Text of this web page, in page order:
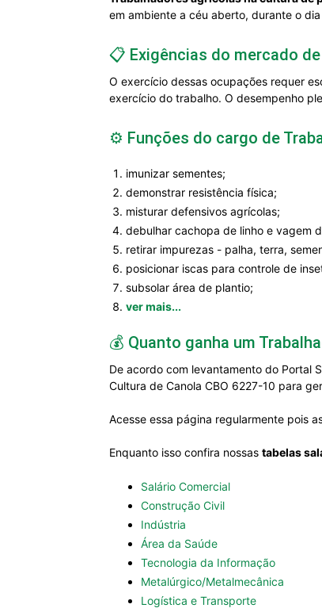
em ambiente a céu aberto, durante o
📋 Exigências do mercado
O exercício dessas ocupações requer
exercício do trabalho. O desempenho
⚙️ Funções do cargo de
imunizar sementes;
demonstrar resistência física;
misturar defensivos agrícolas;
debulhar cachopa de linho e vagem
retirar impurezas - palha, terra,
posicionar iscas para controle de
subsolar área de plantio;
ver mais...
💰 Quanto ganha um
De acordo com levantamento do Portal
Cultura de Canola CBO 6227-10 para
Acesse essa página regularmente pois
Enquanto isso confira nossas tabelas
Salário Comercial
Construção Civil
Indústria
Área da Saúde
Tecnologia da Informação
Metalúrgico/Metalmecânica
Logística e Transporte